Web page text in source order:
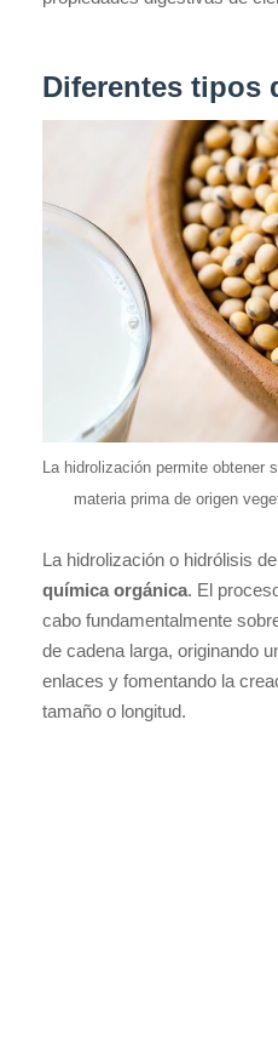
Diferentes tipos
La hidrolización permite
materia prima de origen
La hidrolización o hidrólisis
química orgánica. El
cabo fundamentalmente
de cadena larga, originando
enlaces y fomentando la
tamaño o longitud.